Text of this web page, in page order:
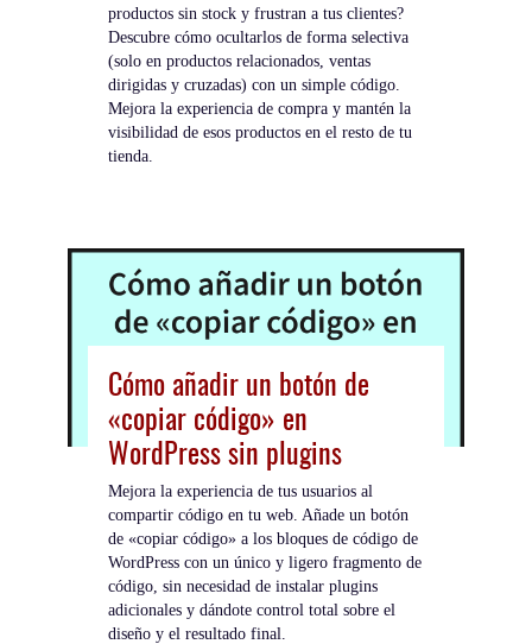
productos sin stock y frustran a tus clientes?
Descubre cómo ocultarlos de forma selectiva
(solo en productos relacionados, ventas
dirigidas y cruzadas) con un simple código.
Mejora la experiencia de compra y mantén la
visibilidad de esos productos en el resto de tu
tienda.
Cómo añadir un botón de
«copiar código» en
WordPress sin plugins
Mejora la experiencia de tus usuarios al
compartir código en tu web. Añade un botón
de «copiar código» a los bloques de código de
WordPress con un único y ligero fragmento de
código, sin necesidad de instalar plugins
adicionales y dándote control total sobre el
diseño y el resultado final.